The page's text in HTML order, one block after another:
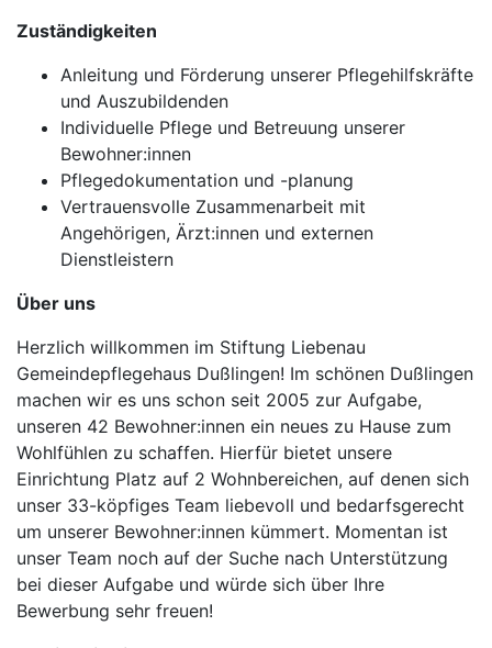
Zuständigkeiten
Anleitung und Förderung unserer Pflegehilfskräfte
und Auszubildenden
Individuelle Pflege und Betreuung unserer
Bewohner:innen
Pflegedokumentation und -planung
Vertrauensvolle Zusammenarbeit mit
Angehörigen, Ärzt:innen und externen
Dienstleistern
Über uns
Herzlich willkommen im Stiftung Liebenau
Gemeindepflegehaus Dußlingen! Im schönen Dußlingen
machen wir es uns schon seit 2005 zur Aufgabe,
unseren 42 Bewohner:innen ein neues zu Hause zum
Wohlfühlen zu schaffen. Hierfür bietet unsere
Einrichtung Platz auf 2 Wohnbereichen, auf denen sich
unser 33-köpfiges Team liebevoll und bedarfsgerecht
um unserer Bewohner:innen kümmert. Momentan ist
unser Team noch auf der Suche nach Unterstützung
bei dieser Aufgabe und würde sich über Ihre
Bewerbung sehr freuen!